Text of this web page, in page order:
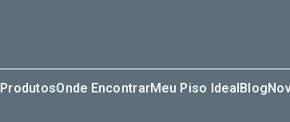
ProdutosOnde EncontrarMeu Piso IdealBlog